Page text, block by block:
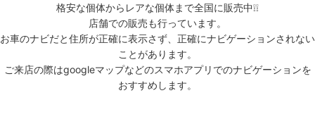
格安な個体からレアな個体まで全国に販売中❕❕
店舗での販売も行っています。
お車のナビだと住所が正確に表示さず、正確にナビゲーションされない
ことがあります。
ご来店の際はgoogleマップなどのスマホアプリでのナビゲーションを
おすすめします。